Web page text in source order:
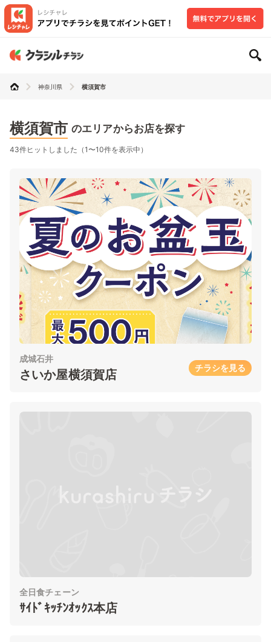
神奈川県 横須賀市
横須賀市 のエリアからお店を探す
43件ヒットしました（1〜10件を表示中）
成城石井
さいか屋横須賀店 チラシを見る
全日食チェーン
ｻｲﾄﾞｷｯﾁﾝｵｯｸｽ本店